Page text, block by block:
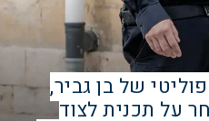
של בן גביר,
על תכנית לצוד